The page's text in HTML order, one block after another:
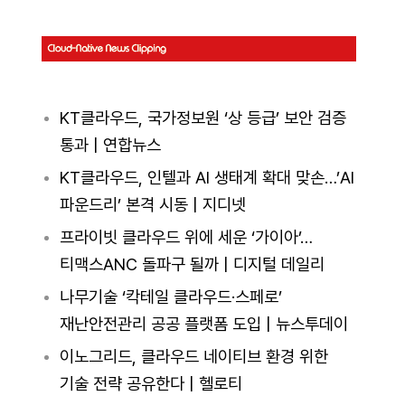
KT클라우드, 국가정보원 ‘상 등급’ 보안 검증
통과 | 연합뉴스
KT클라우드, 인텔과 AI 생태계 확대 맞손…’AI
파운드리’ 본격 시동 | 지디넷
프라이빗 클라우드위에 세운 ‘가이아’…
티맥스ANC 돌파구 될까 | 디지털 데일리
나무기술 ‘칵테일 클라우드·스페로’
재난안전관리 공공 플랫폼 도입 | 뉴스투데이
이노그리드, 클라우드 네이티브 환경 위한
기술 전략 공유한다 | 헬로티